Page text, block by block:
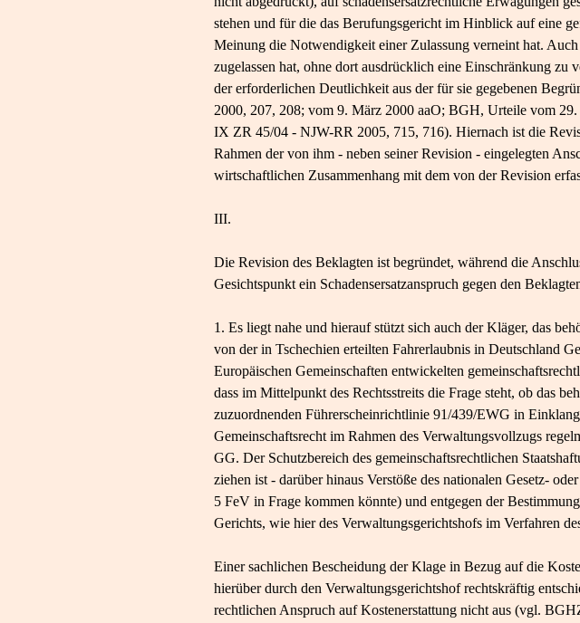
stehen und für die das Berufungsgericht im Hinblick auf eine
Meinung die Notwendigkeit einer Zulassung verneint hat.
zugelassen hat, ohne dort ausdrücklich eine Einschränkung
der erforderlichen Deutlichkeit aus der für sie gegebenen
2000, 207, 208; vom 9. März 2000 aaO; BGH, Urteile vom
IX ZR 45/04 - NJW-RR 2005, 715, 716). Hiernach ist die
Rahmen der von ihm - neben seiner Revision - eingelegten
wirtschaftlichen Zusammenhang mit dem von der Revision
III.
Die Revision des Beklagten ist begründet, während die
Gesichtspunkt ein Schadensersatzanspruch gegen den
1. Es liegt nahe und hierauf stützt sich auch der Kläger, das
von der in Tschechien erteilten Fahrerlaubnis in Deutschland
Europäischen Gemeinschaften entwickelten
dass im Mittelpunkt des Rechtsstreits die Frage steht, ob das
zuzuordnenden Führerscheinrichtlinie 91/439/EWG in
Gemeinschaftsrecht im Rahmen des Verwaltungsvollzugs
GG. Der Schutzbereich des gemeinschaftsrechtlichen
ziehen ist - darüber hinaus Verstöße des nationalen Gesetz-
5 FeV in Frage kommen könnte) und entgegen der
Gerichts, wie hier des Verwaltungsgerichtshofs im Verfahren
Einer sachlichen Bescheidung der Klage in Bezug auf die
hierüber durch den Verwaltungsgerichtshof rechtskräftig
rechtlichen Anspruch auf Kostenerstattung nicht aus (vgl.